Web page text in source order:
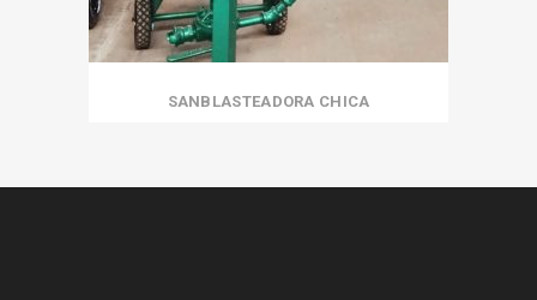
SANBLASTEADORA CHICA